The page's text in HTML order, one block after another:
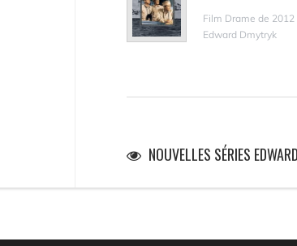
Film Drame de
Edward Dmytryk
NOUVELLES SÉRIES